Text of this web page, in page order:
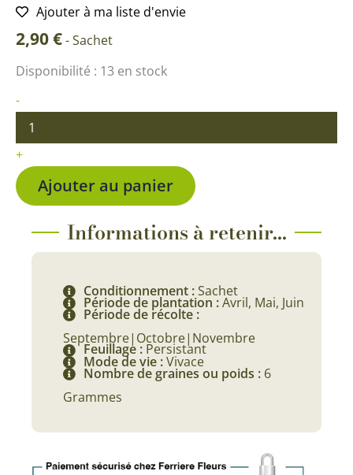
Ajouter à ma liste d'envie
2,90€-Sachet
Disponibilité : 13 en stock
-
quantité
Cardon
Plein
Blanc
Inerme
+
Ajouter au panier
Informations à retenir...
Conditionnement :Sachet
Période de plantation :Avril, Mai, Juin
Période de récolte :
Septembre|Octobre|Novembre
Feuillage : Persistant
Mode de vie :Vivace
Nombre de graines ou poids : 6
Grammes